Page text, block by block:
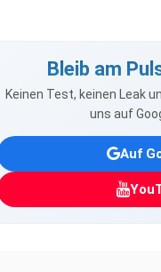
Bleib am
Keinen Test, keinen Leak
uns auf
Auf